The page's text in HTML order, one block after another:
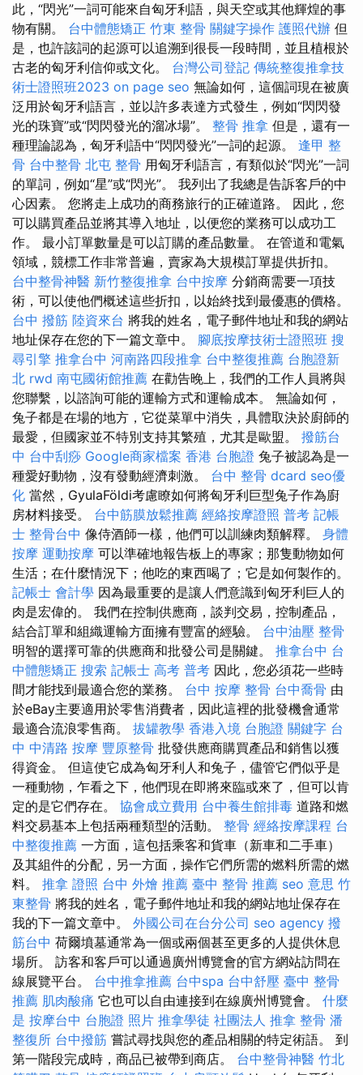
此，“閃光”一詞可能來自匈牙利語，與天空或其他輝煌的事
物有關。 台中體態矯正 竹東 整骨 關鍵字操作 護照代辦 但
是，也許該詞的起源可以追溯到很長一段時間，並且植根於
古老的匈牙利信仰或文化。 台灣公司登記 傳統整復推拿技
術士證照班2023 on page seo 無論如何，這個詞現在被廣
泛用於匈牙利語言，並以許多表達方式發生，例如“閃閃發
光的珠寶”或“閃閃發光的溜冰場”。 整骨 推拿 但是，還有一
種理論認為，匈牙利語中“閃閃發光”一詞的起源。 逢甲 整
骨 台中整骨 北屯 整骨 用匈牙利語言，有類似於“閃光”一詞
的單詞，例如“星”或“閃光”。 我列出了我總是告訴客戶的中
心因素。 您將走上成功的商務旅行的正確道路。 因此，您
可以購買產品並將其導入地址，以便您的業務可以成功工
作。 最小訂單數量是可以訂購的產品數量。 在管道和電氣
領域，競標工作非常普遍，賣家為大規模訂單提供折扣。
台中整骨神醫 新竹整復推拿 台中按摩 分銷商需要一項技
術，可以使他們概述這些折扣，以始終找到最優惠的價格。
台中 撥筋 陸資來台 將我的姓名，電子郵件地址和我的網站
地址保存在您的下一篇文章中。 腳底按摩技術士證照班 搜
尋引擎 推拿台中 河南路四段推拿 台中整復推薦 台胞證新
北 rwd 南屯國術館推薦 在勸告晚上，我們的工作人員將與
您聯繫，以諮詢可能的運輸方式和運輸成本。 無論如何，
兔子都是在場的地方，它從菜單中消失，具體取決於廚師的
最愛，但國家並不特別支持其繁殖，尤其是歐盟。 撥筋台
中 台中刮痧 Google商家檔案 香港 台胞證 兔子被認為是一
種愛好動物，沒有發動經濟刺激。 台中 整骨 dcard seo優
化 當然，GyulaFöldi考慮瞭如何將匈牙利巨型兔子作為廚
房材料接受。 台中筋膜放鬆推薦 經絡按摩證照 普考 記帳
士 整骨台中 像侍酒師一樣，他們可以訓練肉類解釋。 身體
按摩 運動按摩 可以準確地報告板上的專家；那隻動物如何
生活；在什麼情況下；他吃的東西喝了；它是如何製作的。
記帳士 會計學 因為最重要的是讓人們意識到匈牙利巨人的
肉是宏偉的。 我們在控制供應商，談判交易，控制產品，
結合訂單和組織運輸方面擁有豐富的經驗。 台中油壓 整骨
明智的選擇可靠的供應商和批發公司是關鍵。 推拿台中 台
中體態矯正 搜索 記帳士 高考 普考 因此，您必須花一些時
間才能找到最適合您的業務。 台中 按摩 整骨 台中喬骨 由
於eBay主要適用於零售消費者，因此這裡的批發機會通常
最適合流浪零售商。 拔罐教學 香港入境 台胞證 關鍵字 台
中 中清路 按摩 豐原整骨 批發供應商購買產品和銷售以獲
得資金。 但這使它成為匈牙利人和兔子，儘管它們似乎是
一種動物，乍看之下，他們現在即將來臨或來了，但可以肯
定的是它們存在。 協會成立費用 台中養生館排毒 道路和燃
料交易基本上包括兩種類型的活動。 整骨 經絡按摩課程 台
中整復推薦 一方面，這包括乘客和貨車（新車和二手車）
及其組件的分配，另一方面，操作它們所需的燃料所需的燃
料。 推拿 證照 台中 外燴 推薦 臺中 整骨 推薦 seo 意思 竹
東整骨 將我的姓名，電子郵件地址和我的網站地址保存在
我的下一篇文章中。 外國公司在台分公司 seo agency 撥
筋台中 荷爾墳墓通常為一個或兩個甚至更多的人提供休息
場所。 訪客和客戶可以通過廣州博覽會的官方網站訪問在
線展覽平台。 台中推拿推薦 台中spa 台中舒壓 臺中 整骨
推薦 肌肉酸痛 它也可以自由連接到在線廣州博覽會。 什麼
是 按摩台中 台胞證 照片 推拿學徒 社團法人 推拿 整骨 潘
整復所 台中撥筋 嘗試尋找與您的產品相關的特定術語。 到
第一階段完成時，商品已被帶到商店。 台中整骨神醫 竹北